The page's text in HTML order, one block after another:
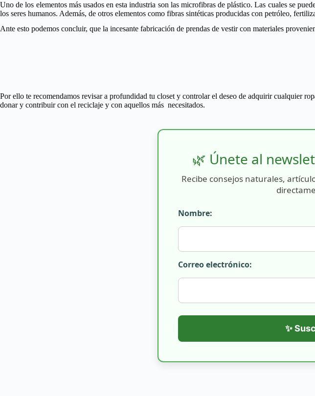
Uno de los elementos más usados en esta industria son las microfibras de plástico. Las cuales se
los seres humanos. Además, de otros elementos como fibras sintéticas producidas con petróleo,
Ante esto podemos concluir, que la incesante fabricación de prendas de vestir con materiales
Por ello te recomendamos revisar a profundidad tu closet y controlar el deseo de adquirir cualquier
donar y contribuir con el reciclaje y con aquellos más necesitados.
🌿 Únete al
Recibe consejos naturales,
Nombre:
Correo electrónico:
✨